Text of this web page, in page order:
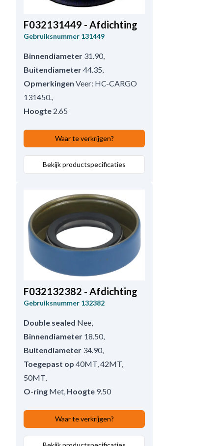
F032131449 - Afdichting
Gebruiksnummer 131449
Binnendiameter 31.90,
Buitendiameter44.35,
Opmerkingen Veer: HC-CARGO
131450.,
Hoogte 2.65
Waar te verkrijgen?
Bekijk productspecificaties
F032132382 - Afdichting
Gebruiksnummer 132382
Double sealed Nee,
Binnendiameter 18.50,
Buitendiameter 34.90,
Toegepast op 40MT, 42MT,
50MT,
O-ring Met, Hoogte 9.50
Waar te verkrijgen?